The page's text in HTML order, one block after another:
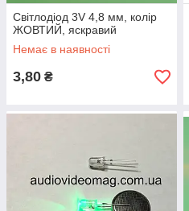
Світлодіод 3V 4,8 мм, колір
ЖОВТИЙ, яскравий
Немає в наявності
3,80 ₴